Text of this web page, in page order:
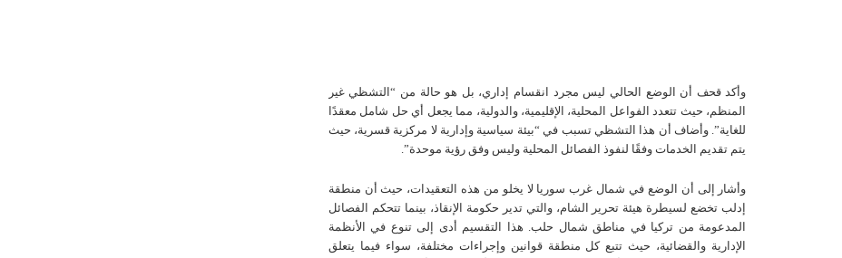
وأكد قحف أن الوضع الحالي ليس مجرد انقسام إداري، بل هو حالة من “التشظي غير
المنظم، حيث تتعدد الفواعل المحلية، الإقليمية، والدولية، مما يجعل أي حل شامل معقدًا
للغاية”. وأضاف أن هذا التشظي تسبب في “بيئة سياسية وإدارية لا مركزية قسرية، حيث
يتم تقديم الخدمات وفقًا لنفوذ الفصائل المحلية وليس وفق رؤية موحدة”.
وأشار إلى أن الوضع في شمال غرب سوريا لا يخلو من هذه التعقيدات، حيث أن منطقة
إدلب تخضع لسيطرة هيئة تحرير الشام، والتي تدير حكومة الإنقاذ، بينما تتحكم الفصائل
المدعومة من تركيا في مناطق شمال حلب. هذا التقسيم أدى إلى تنوع في الأنظمة
الإدارية والقضائية، حيث تتبع كل منطقة قوانين وإجراءات مختلفة، سواء فيما يتعلق